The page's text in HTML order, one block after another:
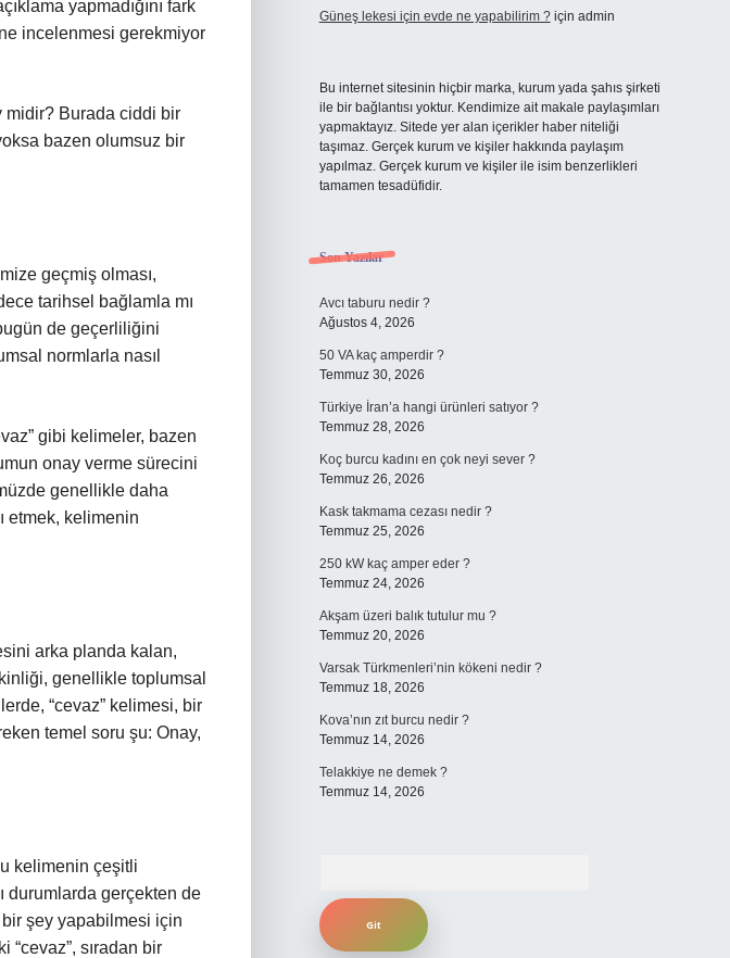
yapmadığını fark
incelenmesi gerekmiyor
midir? Burada ciddi bir
bazen olumsuz bir
geçmiş olması,
tarihsel bağlamla mı
de geçerliliğini
normlarla nasıl
gibi kelimeler, bazen
onay verme sürecini
genellikle daha
etmek, kelimenin
arka planda kalan,
genellikle toplumsal
“cevaz” kelimesi, bir
temel soru şu: Onay,
kelimenin çeşitli
durumlarda gerçekten de
şey yapabilmesi için
“cevaz”, sıradan bir
Güneş lekesi için evde ne yapabilirim ?için admin
Bu internet sitesinin hiçbir marka, kurum yada şahıs şirketi
ile bir bağlantısı yoktur. Kendimize ait makale paylaşımları
yapmaktayız. Sitede yer alan içerikler haber niteliği
taşımaz. Gerçek kurum ve kişiler hakkında paylaşım
yapılmaz. Gerçek kurum ve kişiler ile isim benzerlikleri
tamamen tesadüfidir.
Son Yazılar
Avcı taburu nedir ?
Ağustos 4, 2026
50 VA kaç amperdir ?
Temmuz 30, 2026
Türkiye İran’a hangi ürünleri satıyor ?
Temmuz 28, 2026
Koç burcu kadını en çok neyi sever ?
Temmuz 26, 2026
Kask takmama cezası nedir ?
Temmuz 25, 2026
250 kW kaç amper eder ?
Temmuz 24, 2026
Akşam üzeri balık tutulur mu ?
Temmuz 20, 2026
Varsak Türkmenleri’nin kökeni nedir ?
Temmuz 18, 2026
Kova’nın zıt burcu nedir ?
Temmuz 14, 2026
Telakkiye ne demek ?
Temmuz 14, 2026